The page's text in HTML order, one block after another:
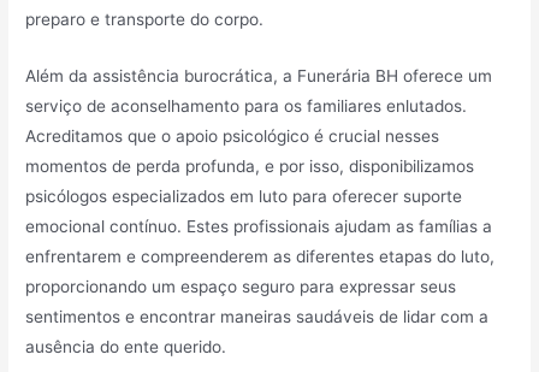
preparo e transporte do corpo.
Além da assistência burocrática, a Funerária BH oferece um
serviço de aconselhamento para os familiares enlutados.
Acreditamos que o apoio psicológico é crucial nesses
momentos de perda profunda, e por isso, disponibilizamos
psicólogos especializados em luto para oferecer suporte
emocional contínuo. Estes profissionais ajudam as famílias a
enfrentarem e compreenderem as diferentes etapas do luto,
proporcionando um espaço seguro para expressar seus
sentimentos e encontrar maneiras saudáveis de lidar com a
ausência do ente querido.